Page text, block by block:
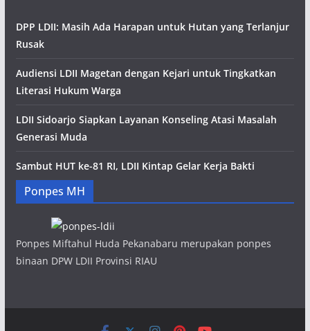
DPP LDII: Masih Ada Harapan untuk Hutan yang Terlanjur
Rusak
Audiensi LDII Magetan dengan Kejari untuk Tingkatkan
Literasi Hukum Warga
LDII Sidoarjo Siapkan Layanan Konseling Atasi Masalah
Generasi Muda
Sambut HUT ke-81 RI, LDII Kintap Gelar Kerja Bakti
Ponpes MH
Ponpes Miftahul Huda Pekanabaru merupakan ponpes
binaan DPW LDII Provinsi RIAU